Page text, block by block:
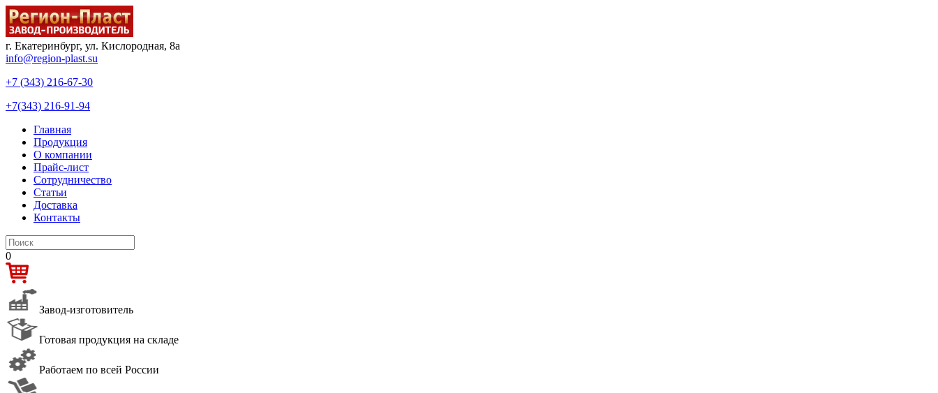
г. Екатеринбург, ул. Кислородная, 8а
info@region-plast.su
+7 (343) 216-67-30
+7(343) 216-91-94
Главная
Продукция
О компании
Прайс-лист
Сотрудничество
Статьи
Доставка
Контакты
0
Завод-изготовитель
Готовая продукция на складе
Работаем по всей России